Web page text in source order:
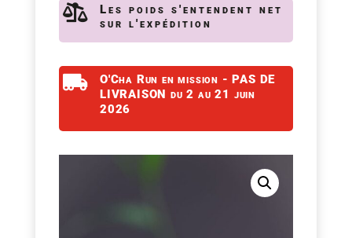

Les poids s'entendent net
sur l'expédition

O'Cha Run en mission - PAS DE
LIVRAISON du 2 au 21 juin
2026